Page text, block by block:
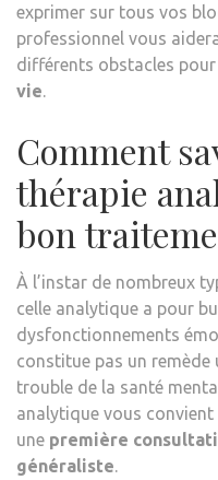
exprimer sur tous vos
professionnel vous
différents obstacles pour
vie.
Comment
thérapie
bon
À l’instar de nombreux
celle analytique a pour
dysfonctionnements
constitue pas un
trouble de la santé
analytique vous
une première
généraliste.